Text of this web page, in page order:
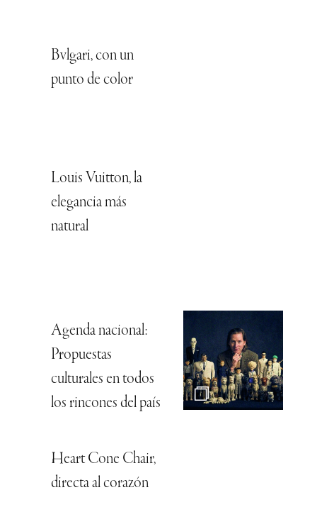
Bvlgari, con un
punto de color
Louis Vuitton, la
elegancia más
natural
Agenda nacional:
Propuestas
culturales en todos
los rincones del país
Heart Cone Chair,
directa al corazón